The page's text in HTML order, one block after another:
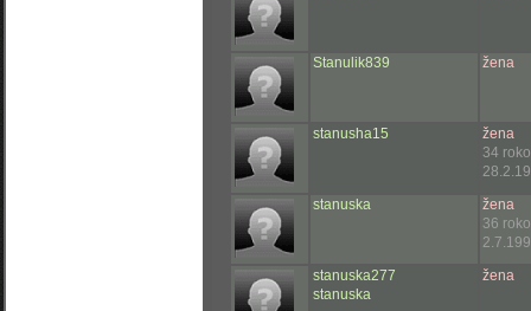
Stanulik839 žena
stanusha15
žena
34
stanuska
žena
36
stanuska277
stanuska
žena